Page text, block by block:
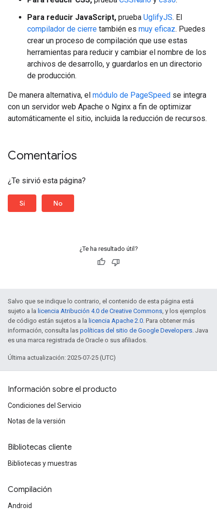
Para reducir JavaScript, prueba UglifyJS. El
compilador de cierre también es muy eficaz. Puedes
crear un proceso de compilación que use estas
herramientas para reducir y cambiar el nombre de los
archivos de desarrollo, y guardarlos en un directorio
de producción.
De manera alternativa, el módulo de PageSpeed se integra
con un servidor web Apache o Nginx a fin de optimizar
automáticamente el sitio, incluida la reducción de recursos.
Comentarios
¿Te sirvió esta página?
Sí No
¿Te ha resultado útil?
Salvo que se indique lo contrario, el contenido de esta página está
sujeto a la licencia Atribución 4.0 de Creative Commons, y los ejemplos
de código están sujetos a la licencia Apache 2.0. Para obtener más
información, consulta las políticas del sitio de Google Developers. Java
es una marca registrada de Oracle o sus afiliados.
Última actualización: 2025-07-25 (UTC)
Información sobre el producto
Condiciones del Servicio
Notas de la versión
Bibliotecas cliente
Bibliotecas y muestras
Compilación
Android